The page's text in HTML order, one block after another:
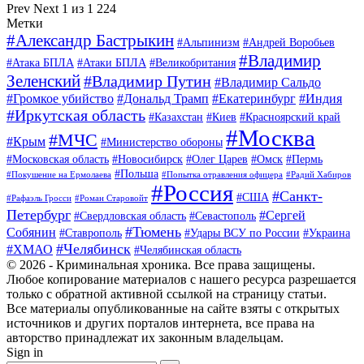
Prev Next 1 из 1 224
Метки
#Александр Бастрыкин #Альпинизм #Андрей Воробьев
#Атака БПЛА #Атаки БПЛА #Великобритания #Владимир
Зеленский#Владимир Путин #Владимир Сальдо
#Громкое убийство #Дональд Трамп #Екатеринбург #Индия
#Иркутская область #Казахстан #Киев #Красноярский край
#Крым #МЧС #Министерство обороны #Москва
#Московская область #Новосибирск #Олег Царев #Омск #Пермь
#Покушение на Ермолаева #Польша #Попытка отравления офицера #Радий Хабиров
#Рафаэль Гросси #Роман Старовойт #Россия #США #Санкт-
Петербург #Свердловская область #Севастополь #Сергей
Собянин #Ставрополь #Тюмень #Удары ВСУ по России #Украина
#ХМАО #Челябинск #Челябинская область
© 2026 - Криминальная хроника. Все права защищены.
Любое копирование материалов с нашего ресурса разрешается
только с обратной активной ссылкой на страницу статьи.
Все материалы опубликованные на сайте взяты с открытых
источников и других порталов интернета, все права на
авторство принадлежат их законным владельцам.
Sign in